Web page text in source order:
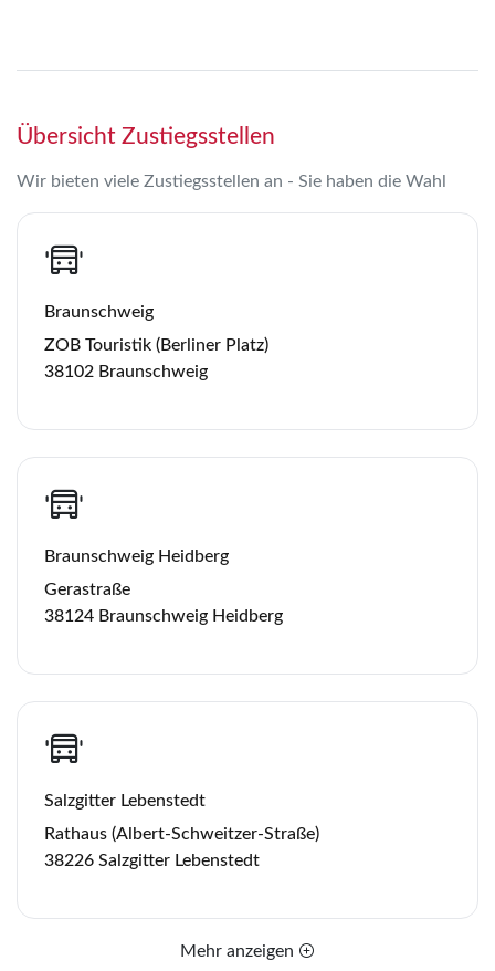
Übersicht Zustiegsstellen
Wir bieten viele Zustiegsstellen an - Sie haben die Wahl
Braunschweig
ZOB Touristik (Berliner Platz)
38102 Braunschweig
Braunschweig Heidberg
Gerastraße
38124 Braunschweig Heidberg
Salzgitter Lebenstedt
Rathaus (Albert-Schweitzer-Straße)
38226 Salzgitter Lebenstedt
Mehr anzeigen